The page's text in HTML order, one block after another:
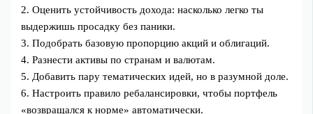
2. Оценить устойчивость дохода: насколько легко ты
выдержишь просадку без паники.
3. Подобрать базовую пропорцию акций и облигаций.
4. Разнести активы по странам и валютам.
5. Добавить пару тематических идей, но в разумной доле.
6. Настроить правило ребалансировки, чтобы портфель
«возвращался к норме» автоматически.